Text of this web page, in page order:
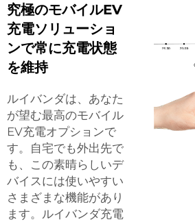
究極のモバイルEV
充電ソリューショ
ンで常に充電状態
を維持
ルイバンダは、あなた
が望む最高のモバイル
EV充電オプションで
す。自宅でも外出先で
も、この素晴らしいデ
バイスには使いやすい
さまざまな機能があり
ます。ルイバンダ充電